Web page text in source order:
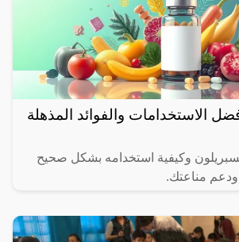
الاستخدامات والفوائد المذهلة
وكيفية استخدامه بشكل صحيح
مناعتك.